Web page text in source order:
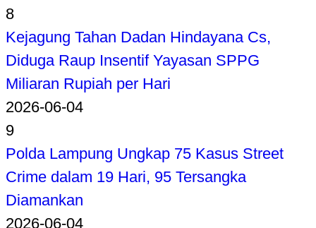
8
Kejagung Tahan Dadan Hindayana Cs,
Diduga Raup Insentif Yayasan SPPG
Miliaran Rupiah per Hari
2026-06-04
9
Polda Lampung Ungkap 75 Kasus Street
Crime dalam 19 Hari, 95 Tersangka
Diamankan
2026-06-04